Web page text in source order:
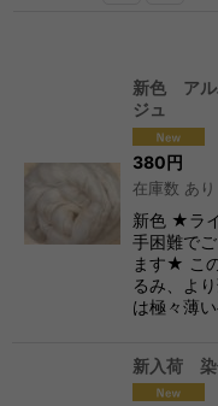
表
並び順:
新色 アル
ジュ
380円
在庫数 あり
新色 ★ラ
手困難で
ます★ こ
るみ、よ
は極々薄
新入荷 染